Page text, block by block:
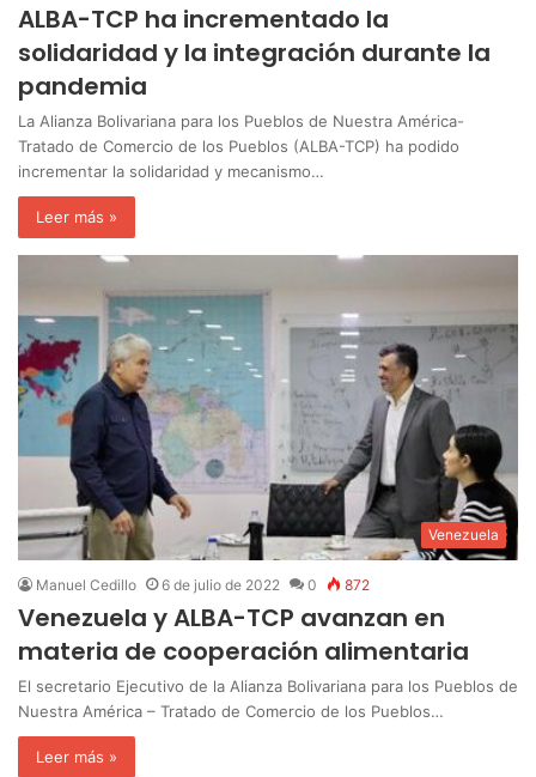
ALBA-TCP ha incrementado la
solidaridad y la integración durante la
pandemia
La Alianza Bolivariana para los Pueblos de Nuestra América-
Tratado de Comercio de los Pueblos (ALBA-TCP) ha podido
incrementar la solidaridad y mecanismo…
Leer más »
Venezuela
Manuel Cedillo 6 de julio de 2022 0 872
Venezuela y ALBA-TCP avanzan en
materia de cooperación alimentaria
El secretario Ejecutivo de la Alianza Bolivariana para los Pueblos de
Nuestra América – Tratado de Comercio de los Pueblos…
Leer más »